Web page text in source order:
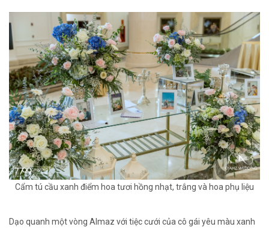
Cẩm tú cầu xanh điểm hoa tươi hồng nhạt, trắng và hoa phụ liệu
Dạo quanh một vòng Almaz với tiệc cưới của cô gái yêu màu xanh